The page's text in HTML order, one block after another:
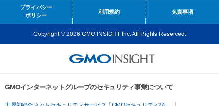
プライバシー
ポリシー
利用規約 免責事項
Copyright © 2026 GMO INSIGHT Inc. All Rights Reserved.
GMOインターネットグループのセキュリティ事業について